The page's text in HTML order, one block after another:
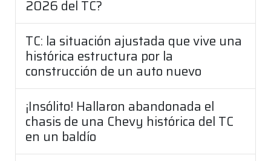
2026 del TC?
TC: la situación ajustada que vive una
histórica estructura por la
construcción de un auto nuevo
¡Insólito! Hallaron abandonada el
chasis de una Chevy histórica del TC
en un baldío